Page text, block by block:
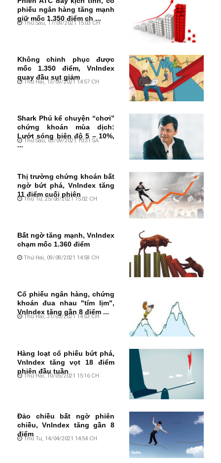
phiếu ngân hàng tăng mạnh
giữ mốc 1.350 điểm ch ...
Thứ Sáu, 17/09/2021 15:03 CH
Không chinh phục được
mốc 1.350 điểm, VnIndex
quay đầu sụt giảm
Thứ Hai, 13/09/2021 14:57 CH
Shark Phú kể chuyện “chơi”
chứng khoán mùa dịch:
Lướt sóng biên độ 5 – 10%,
...
Thứ Sáu, 03/09/2021 10:31 SA
Thị trường chứng khoán bất
ngờ bứt phá, VnIndex tăng
11 điểm cuối phiên
Thứ Tư, 25/08/2021 15:02 CH
Bất ngờ tăng mạnh, VnIndex
chạm mốc 1.360 điểm
Thứ Hai, 09/08/2021 14:58 CH
Cổ phiếu ngân hàng, chứng
khoán đua nhau "tím lịm",
VnIndex tăng gần 8 điểm ...
Thứ Hai, 31/05/2021 14:53 CH
Hàng loạt cổ phiếu bứt phá,
VnIndex tăng vọt 18 điểm
phiên đầu tuần
Thứ Hai, 10/05/2021 15:16 CH
Đảo chiều bất ngờ phiên
chiều, VnIndex tăng gần 8
điểm
Thứ Tư, 14/04/2021 14:54 CH